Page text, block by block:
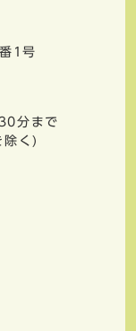
1号
分まで
く)